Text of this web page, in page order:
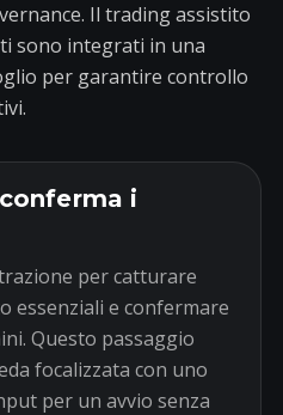
Il trading assistito
sono integrati in una
per garantire controllo
i
per catturare
essenziali e confermare
Questo passaggio
focalizzata con uno
per un avvio senza